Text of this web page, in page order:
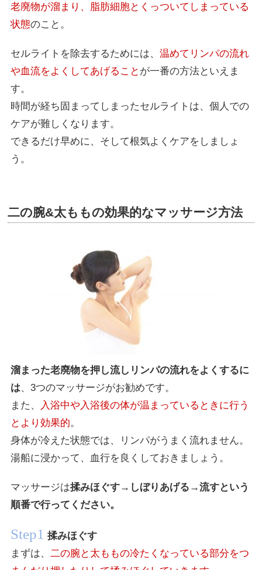
老廃物が溜まり、脂肪細胞とくっついてしまっている
状態のこと。
セルライトを除去するためには、温めてリンパの流れ
や血流をよくしてあげること が一番の方法といえま
す。
時間が経ち固まってしまったセルライトは、個人での
ケアが難しくなります。
できるだけ早めに、そして根気よくケアをしましょ
う。
二の腕&太ももの効果的なマッサージ方法
溜まった老廃物を押し流しリンパの流れをよくするに
は、3つのマッサージがお勧めです。
また、
入浴中や入浴後の体が温まっているときに行う
とより効果的。
身体が冷えた状態では、リンパがうまく流れません。
湯船に浸かって、血行を良くしておきましょう。
マッサージは揉みほぐす→しぼりあげる→流すという
順番で行ってください。
Step1 揉みほぐす
まずは、 二の腕と太ももの冷たくなっている部分をつ